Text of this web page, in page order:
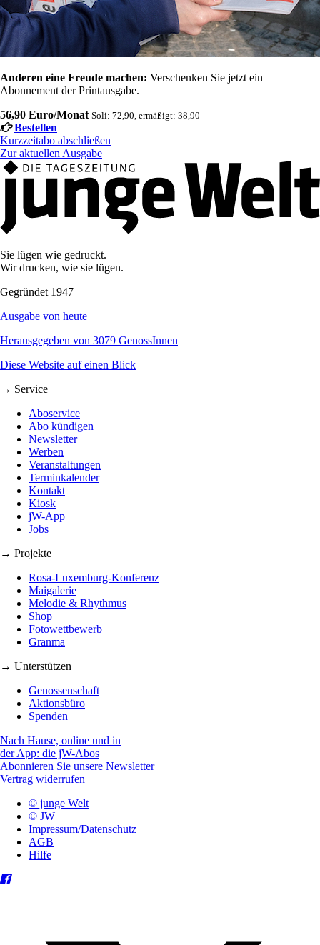
Anderen eine Freude machen: Verschenken Sie jetzt ein
Abonnement der Printausgabe.
56,90 Euro/Monat Soli: 72,90, ermäßigt: 38,90
Bestellen
Kurzzeitabo abschließen
Zur aktuellen Ausgabe
Sie lügen wie gedruckt.
Wir drucken, wie sie lügen.
Gegründet 1947
Ausgabe von heute
Herausgegeben von 3079 GenossInnen
Diese Website auf einen Blick
→ Service
Aboservice
Abo kündigen
Newsletter
Werben
Veranstaltungen
Terminkalender
Kontakt
Kiosk
jW-App
Jobs
→ Projekte
Rosa-Luxemburg-Konferenz
Maigalerie
Melodie & Rhythmus
Shop
Fotowettbewerb
Granma
→ Unterstützen
Genossenschaft
Aktionsbüro
Spenden
Nach Hause, online und in
der App: die jW-Abos
Abonnieren Sie unsere Newsletter
Vertrag widerrufen
© junge Welt
© JW
Impressum/Datenschutz
AGB
Hilfe